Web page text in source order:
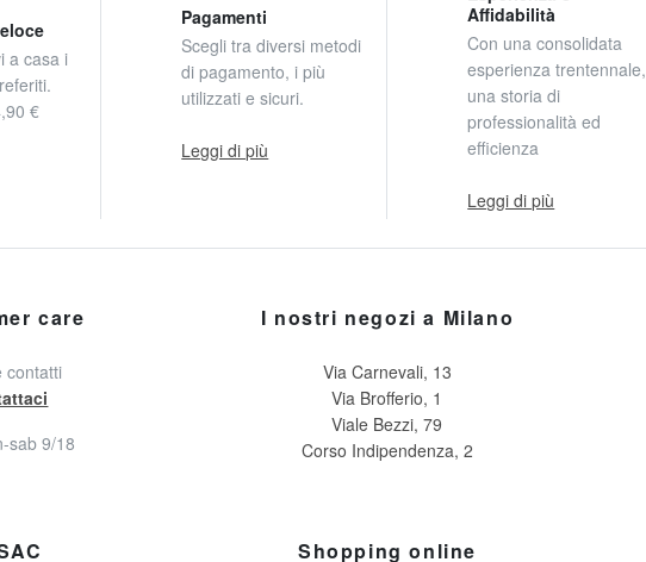
a casa i
€
Pagamenti
Scegli tra diversi metodi
di pagamento, i più
utilizzati e sicuri.
Leggi di più
Affidabilità
Con una consolidata
esperienza trentennale,
una storia di
professionalità ed
efficienza
Leggi di più
care
contatti
sab 9/18
I nostri negozi a Milano
Via Carnevali, 13
Via Brofferio, 1
Viale Bezzi, 79
Corso Indipendenza, 2
Shopping online